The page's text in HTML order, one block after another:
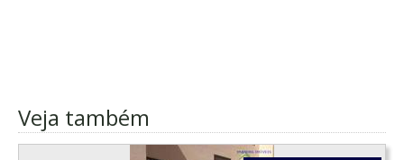
Veja também